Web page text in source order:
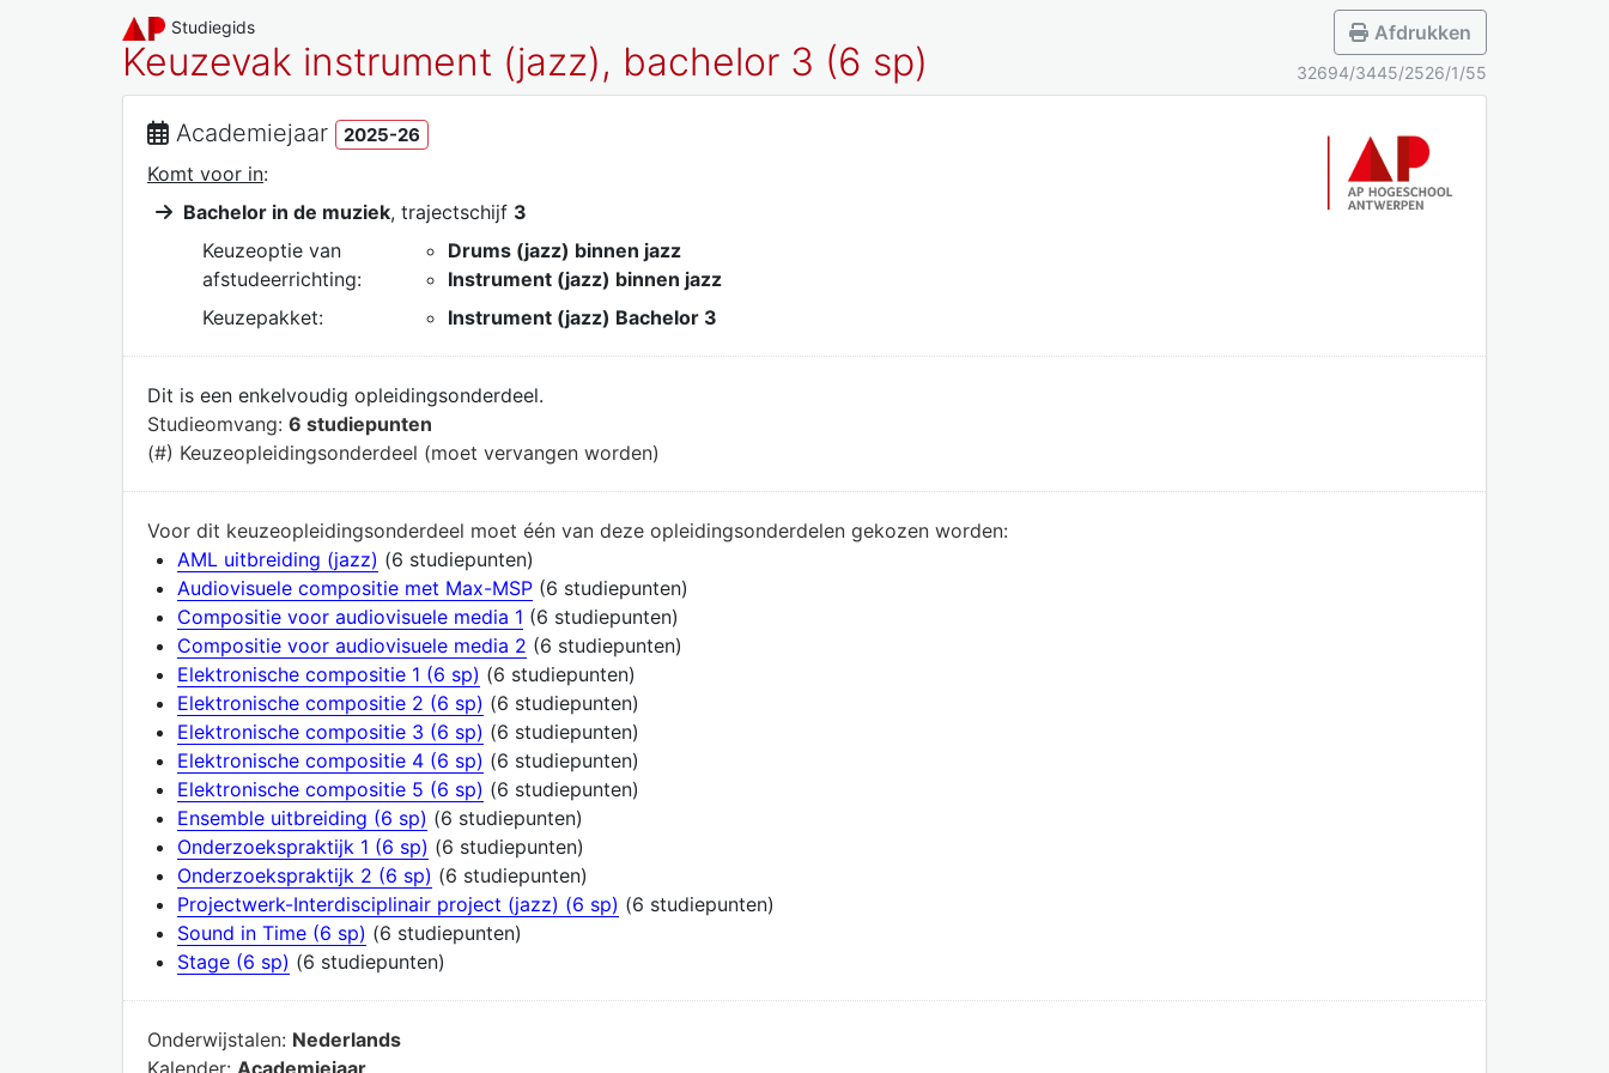
Studiegids
Keuzevak instrument (jazz), bachelor 3 (6 sp)
Afdrukken
32694/3445/2526/1/55
Academiejaar 2025-26
Komt voor in:
Bachelor in de muziek, trajectschijf 3
Keuzeoptie van
afstudeerrichting:
Drums (jazz) binnen jazz
Instrument (jazz) binnen jazz
Keuzepakket:
Instrument (jazz) Bachelor 3
Dit is een enkelvoudig opleidingsonderdeel.
Studieomvang: 6 studiepunten
(#) Keuzeopleidingsonderdeel (moet vervangen worden)
Voor dit keuzeopleidingsonderdeel moet één van deze opleidingsonderdelen gekozen worden:
AML uitbreiding (jazz) (6 studiepunten)
Audiovisuele compositie met Max-MSP (6 studiepunten)
Compositie voor audiovisuele media 1 (6 studiepunten)
Compositie voor audiovisuele media 2 (6 studiepunten)
Elektronische compositie 1 (6 sp) (6 studiepunten)
Elektronische compositie 2 (6 sp) (6 studiepunten)
Elektronische compositie 3 (6 sp) (6 studiepunten)
Elektronische compositie 4 (6 sp) (6 studiepunten)
Elektronische compositie 5 (6 sp) (6 studiepunten)
Ensemble uitbreiding (6 sp) (6 studiepunten)
Onderzoekspraktijk 1 (6 sp) (6 studiepunten)
Onderzoekspraktijk 2 (6 sp) (6 studiepunten)
Projectwerk-Interdisciplinair project (jazz) (6 sp) (6 studiepunten)
Sound in Time (6 sp) (6 studiepunten)
Stage (6 sp) (6 studiepunten)
Onderwijstalen: Nederlands
Kalender: Academiejaar